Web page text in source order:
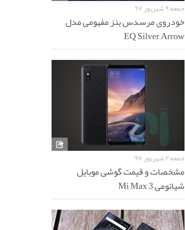
جمعه ۹ شهریور ۹۷
خودروی مرسدس بنز مفهومی مدل
EQ Silver Arrow
جمعه ۲ شهریور ۹۷
مشخصات و قیمت گوشی موبایل
شیائومی Mi Max 3